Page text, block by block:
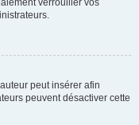
verrouiller vos
peut insérer afin
peuvent désactiver cette